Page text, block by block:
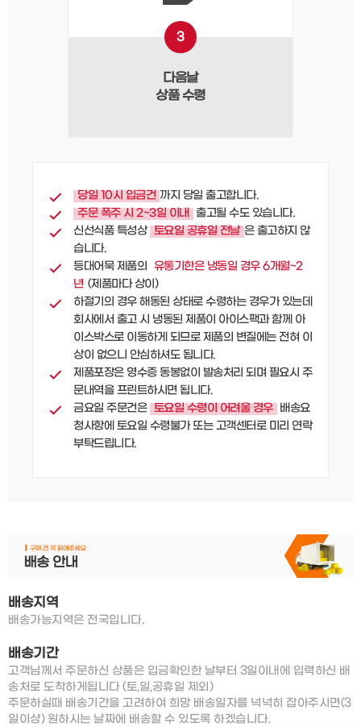
3
다음날
상품 수령
당일 10시 입금건 까지 당일 출고합니다.
주문 폭주 시 2~3일 이내 출고될 수도 있습니다.
신선식품 특성상 토요일 공휴일 전날 은 출고하지 않
습니다.
등대어묵 제품의
유통기한은 냉동일 경우 6개월~2
년 (제품마다 상이)
하절기의 경우 해동된 상태로 수령하는 경우가 있는데
회사에서 출고 시 냉동된 제품이 아이스팩과 함께 아
이스박스로 이동하게 되므로 제품의 변질에는 전혀 이
상이 없으니 안심하셔도 됩니다.
제품포장은 영수증 동봉없이 발송처리 되며 필요시 주
문내역을 프린트하시면 됩니다.
금요일 주문건은 토요일 수령이 어려울 경우 배송요
청사항에 토요일 수령불가 또는 고객센터로 미리 연락
부탁드립니다.
배송지역
배송가능지역은 전국입니다.
배송기간
고객님께서 주문하신 상품은 입금확인한 날부터 3일이내에 입력하신 배
송처로 도착하게됩니다 (토,일,공휴일 제외)
주문하실때 배송기간을 고려하여 희망 배송일자를 넉넉히 잡아주시면(3
일이상) 원하시는 날짜에 배송할 수 있도록 하겠습니다.